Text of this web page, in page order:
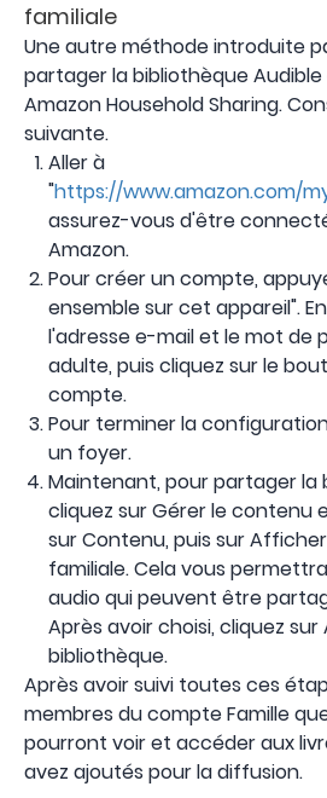
familiale
Une autre méthode introduite
partager la bibliothèque
Amazon Household Sharing.
suivante.
Aller à
"https://www.amazon.com/
assurez-vous d'être
Amazon.
Pour créer un compte,
ensemble sur cet appareil".
l'adresse e-mail et le mot de
adulte, puis cliquez sur le
compte.
Pour terminer la
un foyer.
Maintenant, pour partager la
cliquez sur Gérer le contenu
sur Contenu, puis sur
familiale. Cela vous
audio qui peuvent être
Après avoir choisi, cliquez
bibliothèque.
Après avoir suivi toutes ces
membres du compte Famille
pourront voir et accéder aux
avez ajoutés pour la diffusion.